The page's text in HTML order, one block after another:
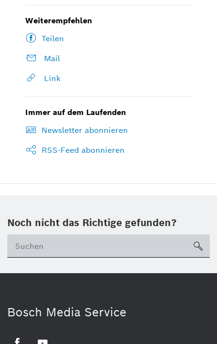
Weiterempfehlen
Teilen
Mail
Link
Immer auf dem Laufenden
Newsletter abonnieren
RSS-Feed abonnieren
Noch nicht das Richtige gefunden?
Bosch Media Service